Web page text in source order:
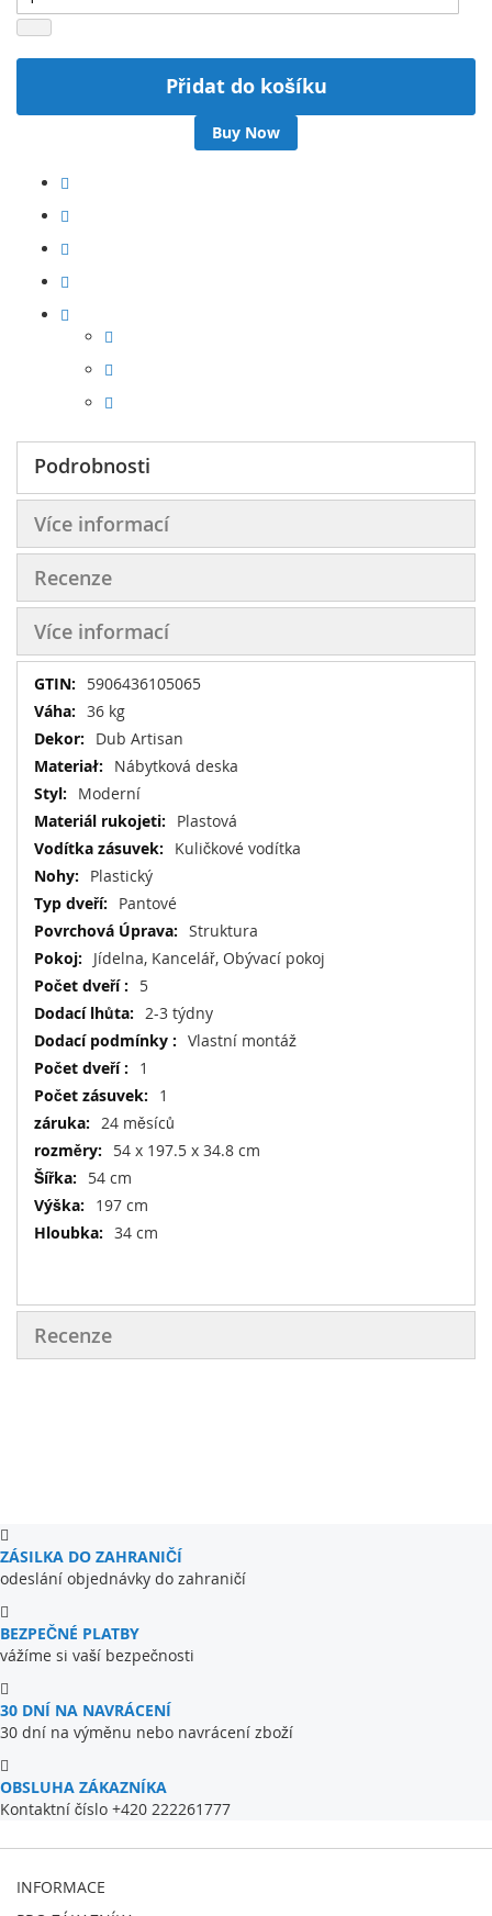
Přidat do košíku
Buy Now
Podrobnosti
Více informací
Recenze
Více informací
Více
informací
5906436105065
36 kg
Dub Artisan
Nábytková deska
Moderní
Plastová
Kuličkové vodítka
Plastický
Pantové
Struktura
Jídelna, Kancelář, Obývací pokoj
5
2-3 týdny
Vlastní montáž
1
1
24 měsíců
54 x 197.5 x 34.8 cm
54 cm
197 cm
34 cm
Recenze
ZÁSILKA DO ZAHRANIČÍ
odeslání objednávky do zahraničí
BEZPEČNÉ PLATBY
vážíme si vaší bezpečnosti
30 DNÍ NA NAVRÁCENÍ
30 dní na výměnu nebo navrácení zboží
OBSLUHA ZÁKAZNÍKA
Kontaktní číslo +420 222261777
INFORMACE